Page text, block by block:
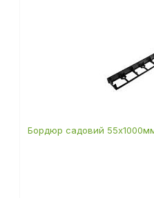
Бордюр садовий